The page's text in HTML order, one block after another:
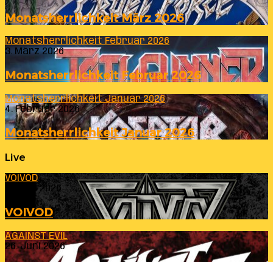
Monatsherrlichkeit März 2026
Monatsherrlichkeit Februar 2026
3. März 2026
Monatsherrlichkeit Februar 2026
Monatsherrlichkeit Januar 2026
4. Februar 2026
Monatsherrlichkeit Januar 2026
Live
VOIVOD
23. Juli 2026
VOIVOD
AGAINST EVIL
26. Juni 2026